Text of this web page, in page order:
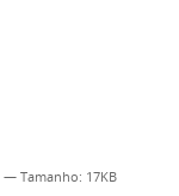
— Tamanho: 17KB